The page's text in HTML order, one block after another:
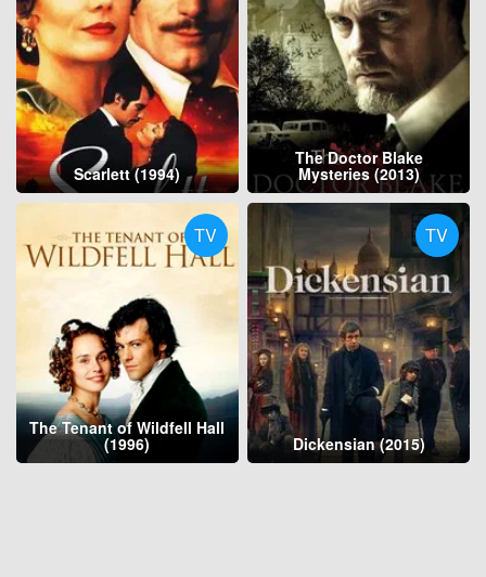
Scarlett (1994)
The Doctor Blake
Mysteries (2013)
TV
The Tenant of Wildfell Hall
(1996)
TV
Dickensian (2015)